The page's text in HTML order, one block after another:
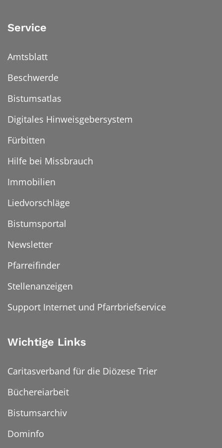
Service
Amtsblatt
Beschwerde
Bistumsatlas
Digitales Hinweisgebersystem
Fürbitten
Hilfe bei Missbrauch
Immobilien
Liedvorschläge
Bistumsportal
Newsletter
Pfarreifinder
Stellenanzeigen
Support Internet und Pfarrbriefservice
Wichtige Links
Caritasverband für die Diözese Trier
Büchereiarbeit
Bistumsarchiv
Dominfo